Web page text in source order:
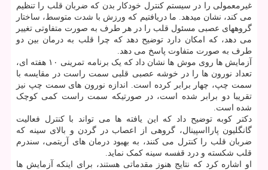
غیرمعمولی را در سیستم کنترل خودکار بدن که ضربان قلب را تنظیم
می کند، نشان میدهد. ما دریافتیم که ورزش با شدت متوسط، ساختار
گروههای عصبی مسئول قلب را در هر طرف به صورت متفاوتی تغییر
می دهد، که امکان دارد توضیح دهد که چرا قلب به درمان بین دو
طرف به صورت متفاوت پاسخ می دهد.
آزمایش ها روی موش ها نشان داد که یک برنامه تمرینی ۱۰ هفته ای،
تعداد نورون ها را در خوشه عصبی قلبی سمت راست در مقایسه با
سمت چپ، چهار برابر کرده است. اندازه نورون های سمت چپ نیز
تقریبا دو برابر شده است، در صورتیکه سمت راست کمی کوچک
شده است.
دکتر کوبه توضیح داد که این یافته ها می تواند با کنترل فعالیت
گانگلیون پارااسپینال، گروهی از اعصاب در گردن و بالای سینه که
ضربان قلب را کنترل می کنند، به بهبود درمان های آریتمی، سندرم
قلب شکسته و درد قفسه سینه کمک نماید.
او اشاره کرد که نتایج هنوز مقدماتی هستند، برای اینکه آزمایش ها